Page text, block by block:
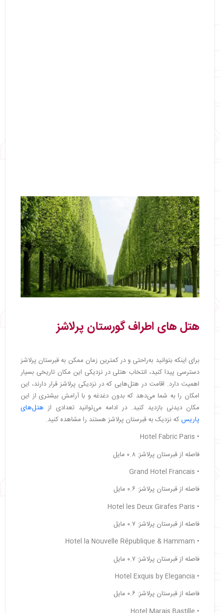
هتل‌ های اطراف گورستان پرلاشز
برای اینکه بتوانید به‌راحتی و در کمترین زمان ممکن به قبرستان پرلاشز
دسترسی پیدا کنید، انتخاب هتلی در نزدیکی این مکان تاریخی بسیار
اهمیت دارد. اقامت در هتل‌هایی که در نزدیکی پرلاشز قرار دارند، این
امکان را به شما می‌دهد که بدون دغدغه و با آرامش بیشتری از این
مکان دیدنی بازدید کنید. در ادامه می‌توانید تعدادی از هتل‌های
پاریسکه نزدیک به قبرستان پرلاشز هستند را مشاهده کنید.
• Hotel Fabric Paris
فاصله از قبرستان پرلاشز: ۰.۸ مایل
• Grand Hotel Francais
فاصله از قبرستان پرلاشز: ۰.۶ مایل
• Hotel les Deux Girafes Paris
فاصله از قبرستان پرلاشز: ۰.۷ مایل
• Hotel la Nouvelle République & Hammam
فاصله از قبرستان پرلاشز: ۰.۷ مایل
• Hotel Exquis by Elegancia
فاصله از قبرستان پرلاشز: ۰.۶ مایل